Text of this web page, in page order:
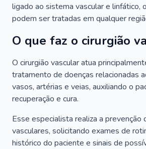
ligado ao sistema vascular e linfático,
podem ser tratadas em qualquer
O que faz o cirurgião
O cirurgião vascular atua
tratamento de doenças relacionadas
vasos, artérias e veias, auxiliando o
recuperação e cura.
Esse especialista realiza a prevenção
vasculares, solicitando exames de
histórico do paciente e sinais de